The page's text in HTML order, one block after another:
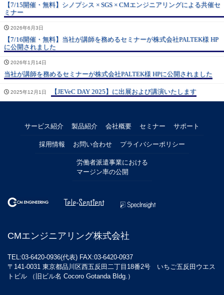
【7/15開催・無料】シノプシス × SGS × CMエンジニアリングによる共催セ
ミナー
2026年6月3日
【7/16開催・無料】当社が講師を務めるセミナーが株式会社PALTEK様 HP
に公開されました
2026年1月14日
当社が講師を務めるセミナーが株式会社PALTEK様 HPに公開されました
2025年12月1日 【JEVeC DAY 2025】に出展および講演いたします
サービス紹介 製品紹介 会社概要 セミナー サポート
採用情報 お問い合わせ プライバシーポリシー
労働者派遣事業における
マージン率の公開
CMエンジニアリング株式会社
TEL:03-6420-0936(代表) FAX:03-6420-0937
〒141-0031 東京都品川区西五反田二丁目18番2号 いちご五反田ウエス
トビル （旧ビル名 Cocoro Gotanda Bldg.）